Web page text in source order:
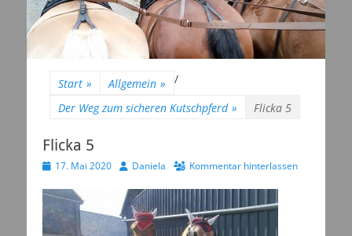
Start » Allgemein »
/
Der Weg zum sicheren Kutschpferd » Flicka 5
Flicka 5
Veröffentlicht
17. Mai 2020 AutorDaniela Kommentar hinterlassen